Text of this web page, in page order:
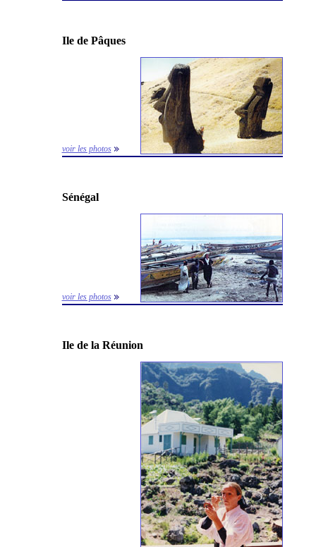
Ile de Pâques
voir les photos
Sénégal
voir les photos
Ile de la Réunion